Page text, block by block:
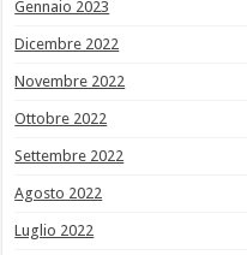
Gennaio 2023
Dicembre 2022
Novembre 2022
Ottobre 2022
Settembre 2022
Agosto 2022
Luglio 2022